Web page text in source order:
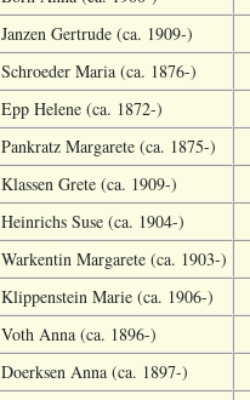
Janzen Gertrude (ca. 1909-)
Schroeder Maria (ca. 1876-)
Epp Helene (ca. 1872-)
Pankratz Margarete (ca. 1875-)
Klassen Grete (ca. 1909-)
Heinrichs Suse (ca. 1904-)
Warkentin Margarete (ca. 1903-)
Klippenstein Marie (ca. 1906-)
Voth Anna (ca. 1896-)
Doerksen Anna (ca. 1897-)